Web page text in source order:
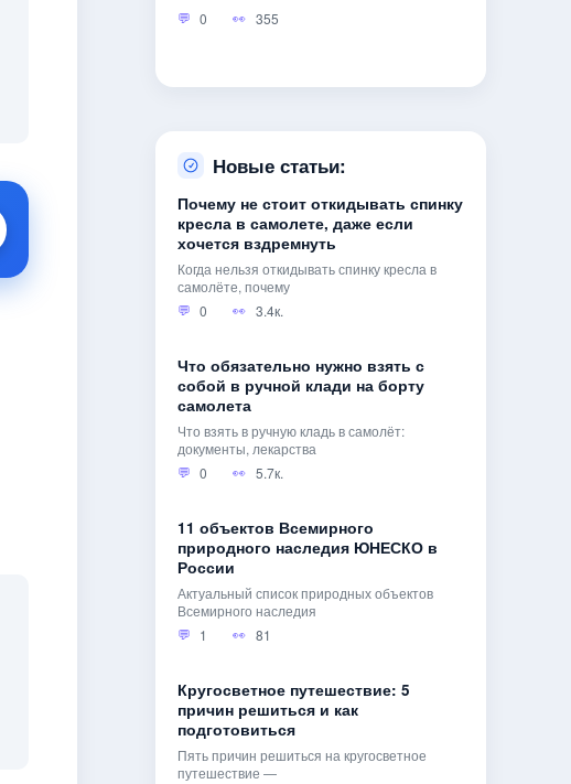
0 355
Новые статьи:
Почему не стоит откидывать спинку
кресла в самолете, даже если
хочется вздремнуть
Когда нельзя откидывать спинку кресла в
самолёте, почему
0
3.4к.
Что обязательно нужно взять с
собой в ручной клади на борту
самолета
Что взять в ручную кладь в самолёт:
документы, лекарства
0
5.7к.
11 объектов Всемирного
природного наследия ЮНЕСКО в
России
Актуальный список природных объектов
Всемирного наследия
1
81
Кругосветное путешествие: 5
причин решиться и как
подготовиться
Пять причин решиться на кругосветное
путешествие —